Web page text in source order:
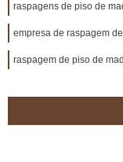
raspagens de piso de
empresa de raspagem
raspagem de piso de